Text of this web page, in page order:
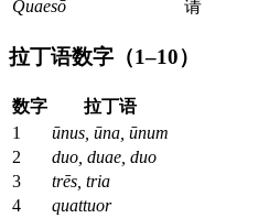
Quaesō
请
拉丁语数字（1–10）
数字
拉丁语
1
ūnus, ūna, ūnum
2
duo, duae, duo
3
trēs, tria
4
quattuor